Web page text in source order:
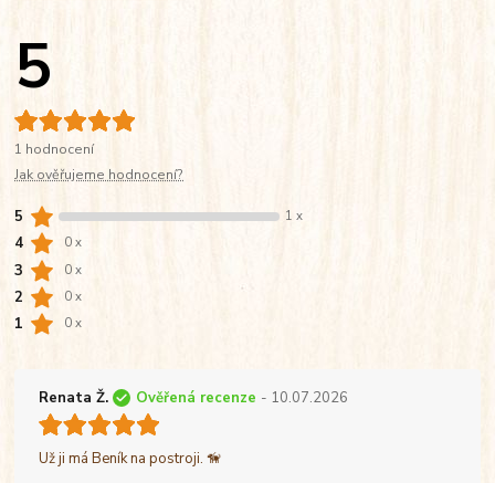
5
1 hodnocení
Jak ověřujeme hodnocení?
5 1 x
4 0 x
3 0 x
2 0 x
1 0 x
Renata Ž. Ověřená recenze - 10.07.2026
Už ji má Beník na postroji. 🦮